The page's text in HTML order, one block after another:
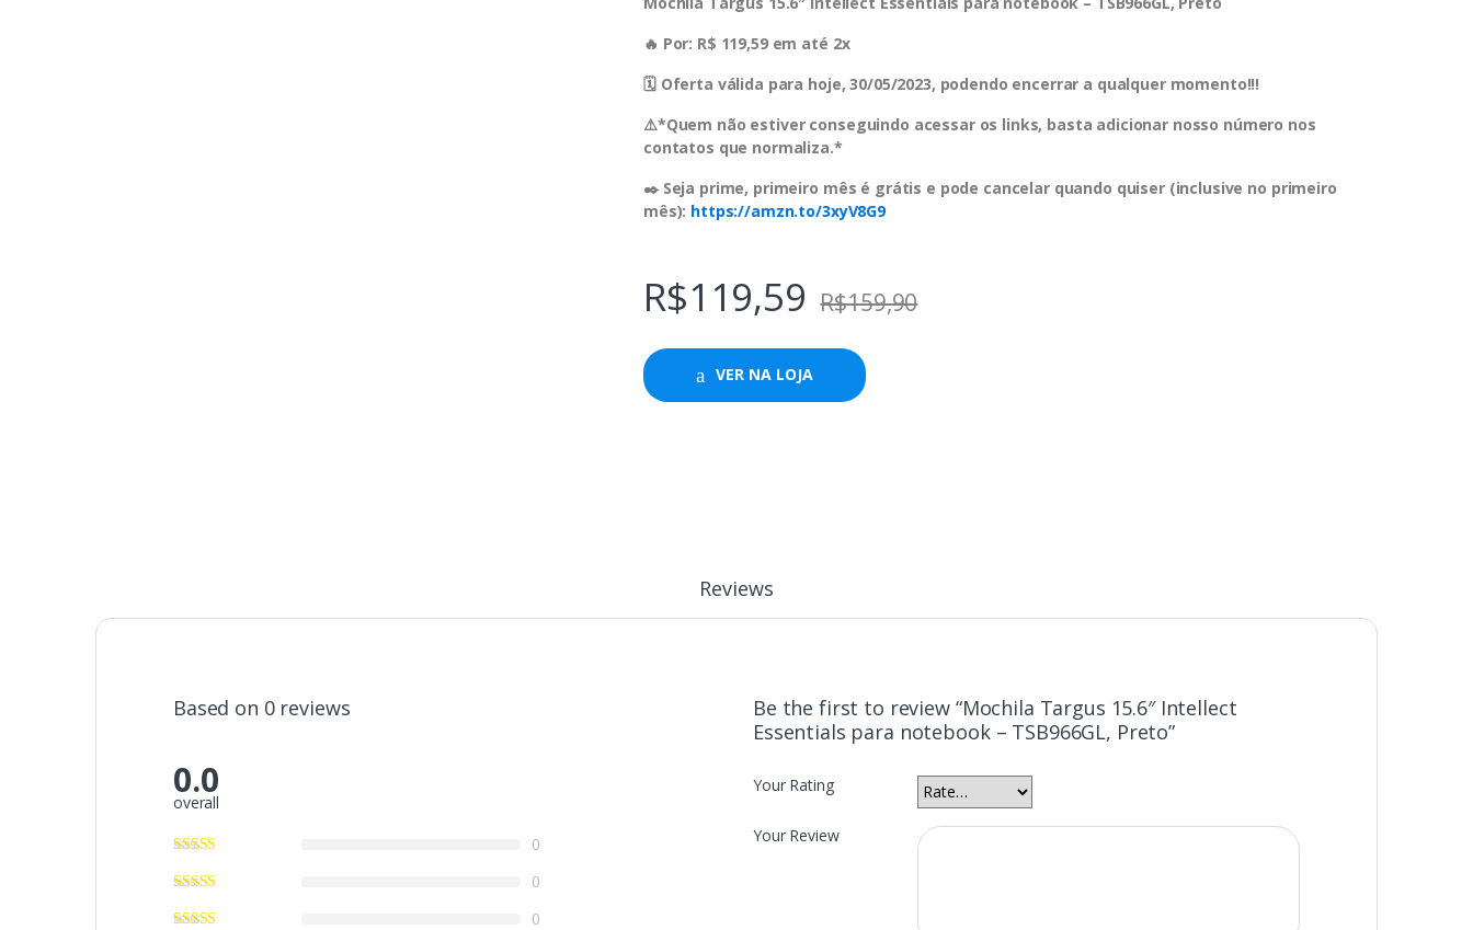
🔥 Por: R$ 119,59 em até 2x
🗓 Oferta válida para hoje, 30/05/2023, podendo encerrar a qualquer momento!!!
⚠️*Quem não estiver conseguindo acessar os links, basta adicionar nosso número nos
contatos que normaliza.*
✒️ Seja prime, primeiro mês é grátis e pode cancelar quando quiser (inclusive no primeiro
mês): https://amzn.to/3xyV8G9
R$119,59 R$159,90
VER NA LOJA
Reviews
Based on 0 reviews
0.0
overall
0
0
0
Be the first to review “Mochila Targus 15.6″ Intellect
Essentials para notebook – TSB966GL, Preto”
Your Rating
Your Review